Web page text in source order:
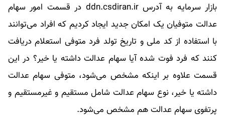
بازار سرمایه به آدرس ddn.csdiran.ir در قسمت امور سهام
عدالت متوفیان یک امکان جدید ایجاد کردیم که افراد می‌توانند
با استفاده از کد ملی و تاریخ تولد فرد متوفی استعلام دریافت
کنند که فرد فوت شده آیا سهام عدالت داشته یا خیر؟ در این
قسمت علاوه بر اینکه مشخص می‌شود، متوفی سهام عدالت
داشته یا خیر، نوع سهام عدالت شامل مستقیم و غیرمستقیم و
پرتفوی سهام عدالت هم مشخص می‌شود.